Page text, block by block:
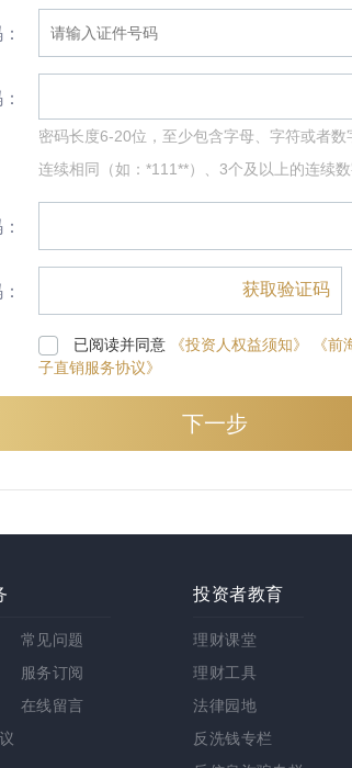
密码长度6-20位，至少包含字母、字符或者
连续相同（如：*111**）、3个及以上的连续数
获取验证码
已阅读并同意 《投资人权益须知》 《
子直销服务协议》
常见问题
服务订阅
在线留言
投资者教育
理财课堂
理财工具
法律园地
反洗钱专栏